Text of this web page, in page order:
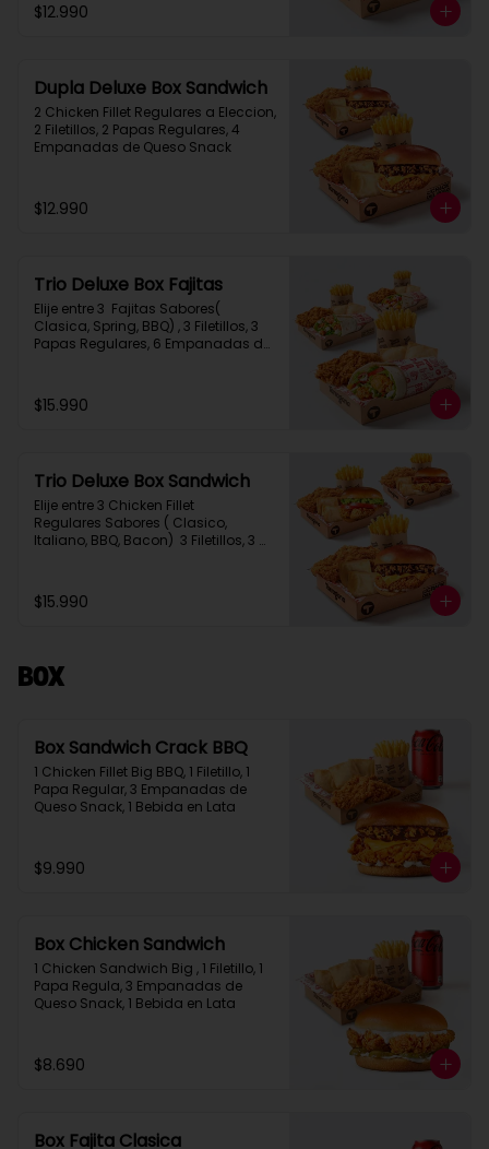
$12.990
Dupla Deluxe Box Sandwich
2 Chicken Fillet Regulares a Eleccion,
2 Filetillos, 2 Papas Regulares, 4
Empanadas de Queso Snack
$12.990
Trio Deluxe Box Fajitas
Elije entre 3  Fajitas Sabores(
Clasica, Spring, BBQ) , 3 Filetillos, 3
Papas Regulares, 6 Empanadas de
$15.990
Trio Deluxe Box Sandwich
Elije entre 3 Chicken Fillet
Regulares Sabores ( Clasico,
Italiano, BBQ, Bacon)  3 Filetillos, 3
$15.990
Box
Box Sandwich Crack BBQ
1 Chicken Fillet Big BBQ, 1 Filetillo, 1
Papa Regular, 3 Empanadas de
Queso Snack, 1 Bebida en Lata
$9.990
Box Chicken Sandwich
1 Chicken Sandwich Big , 1 Filetillo, 1
Papa Regula, 3 Empanadas de
Queso Snack, 1 Bebida en Lata
$8.690
Box Fajita Clasica